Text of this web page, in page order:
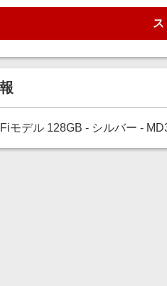
モデル 128GB - シルバー -